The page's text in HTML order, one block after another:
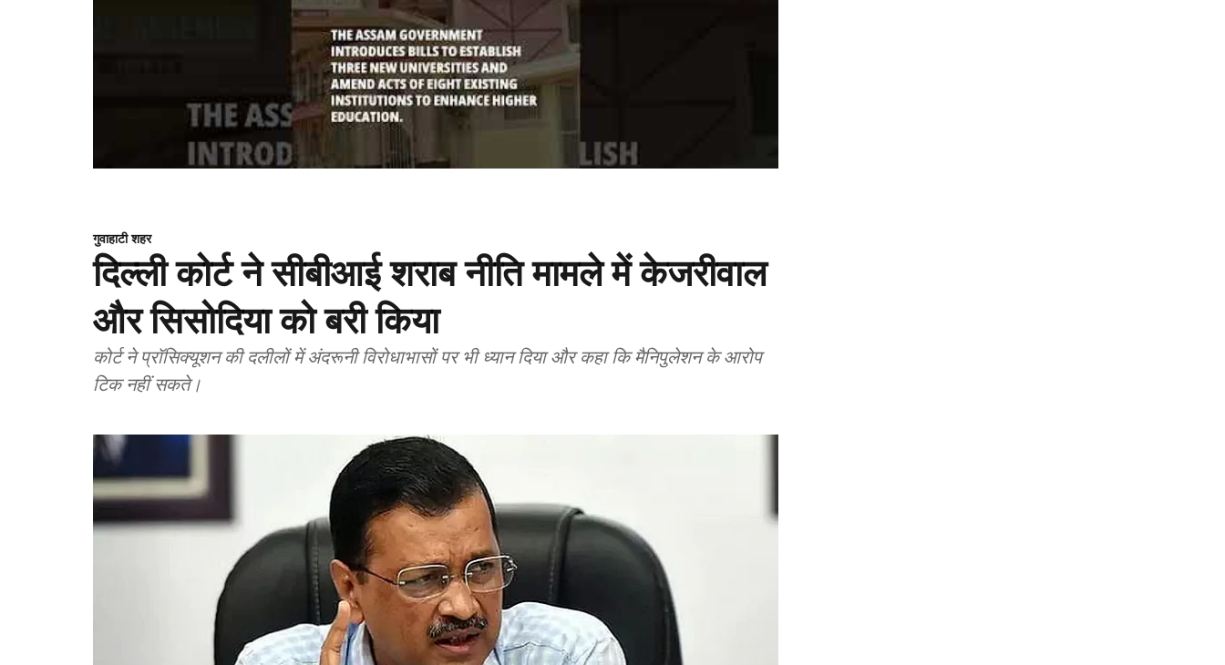
गुवाहाटी शहर
दिल्ली कोर्ट ने सीबीआई शराब नीति मामले में केजरीवाल
और सिसोदिया को बरी किया
कोर्ट ने प्रॉसिक्यूशन की दलीलों में अंदरूनी विरोधाभासों पर भी ध्यान दिया और कहा कि मैनिपुलेशन के आरोप
टिक नहीं सकते।